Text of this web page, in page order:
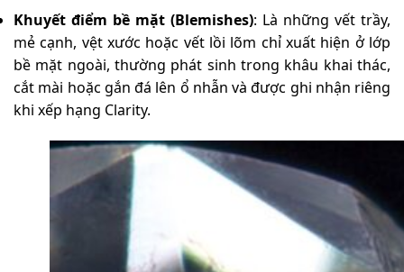
Khuyết điểm bề mặt (Blemishes): Là những vết trầy,
mẻ cạnh, vệt xước hoặc vết lồi lõm chỉ xuất hiện ở lớp
bề mặt ngoài, thường phát sinh trong khâu khai thác,
cắt mài hoặc gắn đá lên ổ nhẫn và được ghi nhận riêng
khi xếp hạng Clarity.